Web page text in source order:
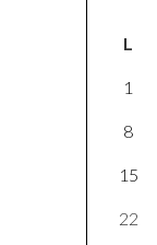
L
1
8
15
22